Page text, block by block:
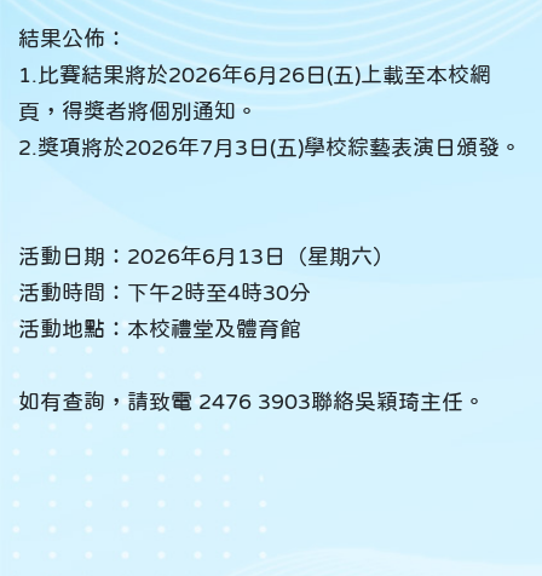
結果公佈：
1.比賽結果將於2026年6月26日(五)上載至本校網
頁，得獎者將個別通知。
2.獎項將於2026年7月3日(五)學校綜藝表演日頒發。
活動日期：2026年6月13日（星期六）
活動時間：下午2時至4時30分
活動地點：本校禮堂及體育館
如有查詢，請致電 2476 3903聯絡吳穎琦主任。